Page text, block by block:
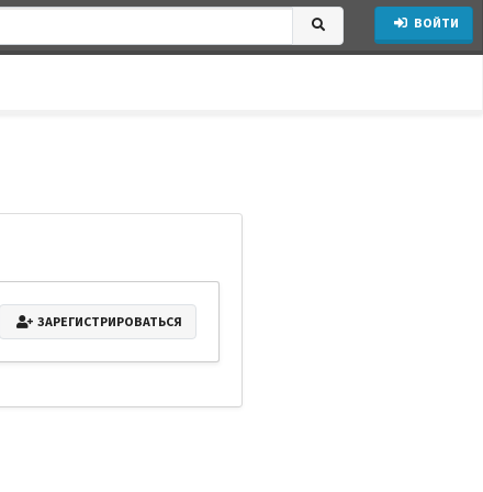
ВОЙТИ
ЗАРЕГИСТРИРОВАТЬСЯ